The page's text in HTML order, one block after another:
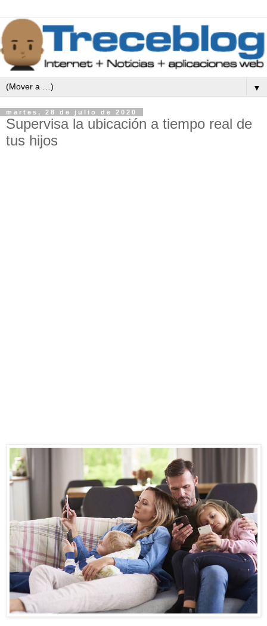
▼
martes, 28 de julio de 2020
Supervisa la ubicación a tiempo real de
tus hijos